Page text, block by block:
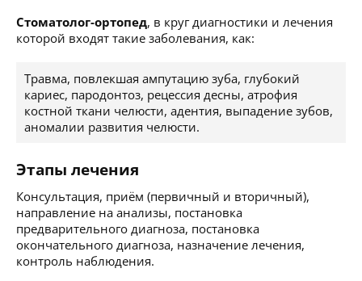
Стоматолог-ортопед, в круг диагностики и лечения
которой входят такие заболевания, как:
Травма, повлекшая ампутацию зуба, глубокий
кариес, пародонтоз, рецессия десны, атрофия
костной ткани челюсти, адентия, выпадение зубов,
аномалии развития челюсти.
Этапы лечения
Консультация, приём (первичный и вторичный),
направление на анализы, постановка
предварительного диагноза, постановка
окончательного диагноза, назначение лечения,
контроль наблюдения.